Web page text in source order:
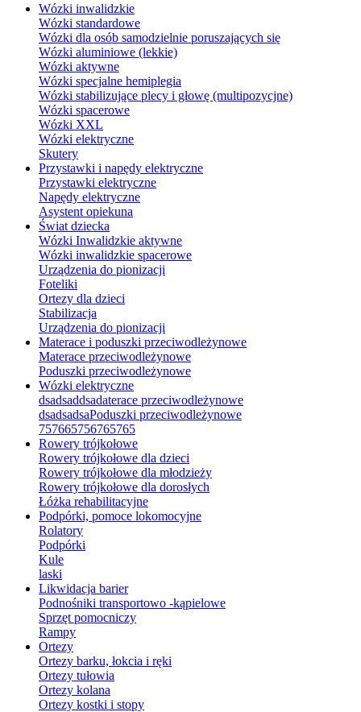
Wózki inwalidzkie
Wózki standardowe
Wózki dla osób samodzielnie poruszających się
Wózki aluminiowe (lekkie)
Wózki aktywne
Wózki specjalne hemiplegia
Wózki stabilizujące plecy i głowę (multipozycjne)
Wózki spacerowe
Wózki XXL
Wózki elektryczne
Skutery
Przystawki i napędy elektryczne
Przystawki elektryczne
Napędy elektryczne
Asystent opiekuna
Świat dziecka
Wózki Inwalidzkie aktywne
Wózki inwalidzkie spacerowe
Urządzenia do pionizacji
Foteliki
Ortezy dla dzieci
Stabilizacja
Urządzenia do pionizacji
Materace i poduszki przeciwodleżynowe
Materace przeciwodleżynowe
Poduszki przeciwodleżynowe
Wózki elektryczne
dsadsaddsadaterace przeciwodleżynowe
dsadsadsaPoduszki przeciwodleżynowe
757665756765765
Rowery trójkołowe
Rowery trójkołowe dla dzieci
Rowery trójkołowe dla młodzieży
Rowery trójkołowe dla dorosłych
Łóżka rehabilitacyjne
Podpórki, pomoce lokomocyjne
Rolatory
Podpórki
Kule
laski
Likwidacja barier
Podnośniki transportowo -kąpielowe
Sprzęt pomocniczy
Rampy
Ortezy
Ortezy barku, łokcia i ręki
Ortezy tułowia
Ortezy kolana
Ortezy kostki i stopy